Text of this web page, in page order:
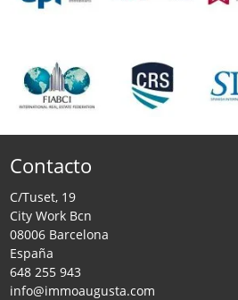
Contacto
C/Tuset, 19
City Work Bcn
08006 Barcelona
España
648 255 943
info@immoaugusta.com